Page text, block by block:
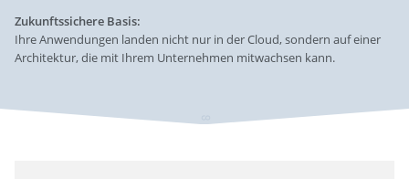
Zukunftssichere Basis:
Ihre Anwendungen landen nicht nur in der Cloud, sondern auf einer
Architektur, die mit Ihrem Unternehmen mitwachsen kann.